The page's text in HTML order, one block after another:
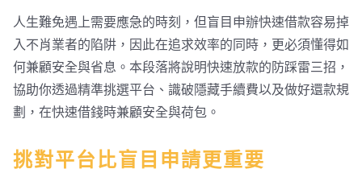
人生難免遇上需要應急的時刻，但盲目申辦快速借款容易掉
入不肖業者的陷阱，因此在追求效率的同時，更必須懂得如
何兼顧安全與省息。本段落將說明快速放款的防踩雷三招，
協助你透過精準挑選平台、識破隱藏手續費以及做好還款規
劃，在快速借錢時兼顧安全與荷包。
挑對平台比盲目申請更重要